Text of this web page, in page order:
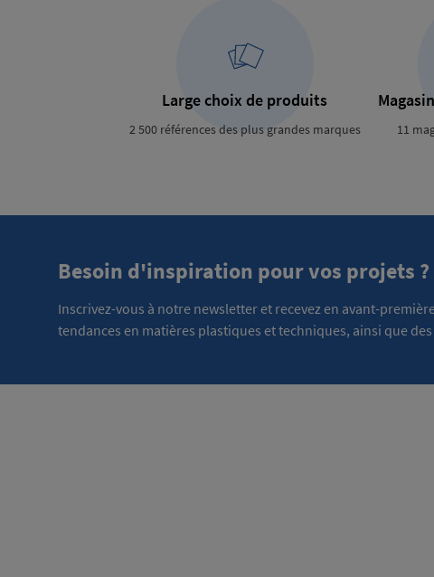
Large choix de produits
2 500 références des plus grandes marques 11
Besoin d'inspiration pour vos projets ?
Inscrivez-vous à notre newsletter et recevez en avant-
tendances en matières plastiques et techniques, ainsi que